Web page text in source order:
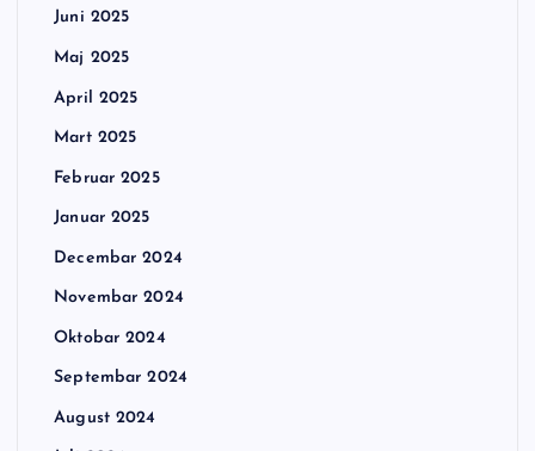
Juni 2025
Maj 2025
April 2025
Mart 2025
Februar 2025
Januar 2025
Decembar 2024
Novembar 2024
Oktobar 2024
Septembar 2024
August 2024